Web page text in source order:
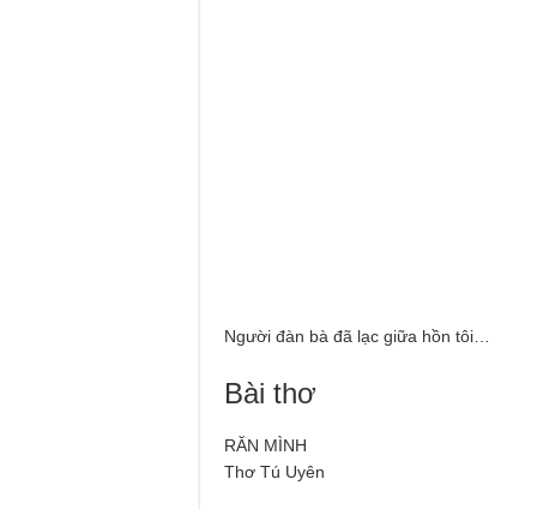
Người đàn bà đã lạc giữa hồn tôi…
Bài thơ
RĂN MÌNH
Thơ Tú Uyên